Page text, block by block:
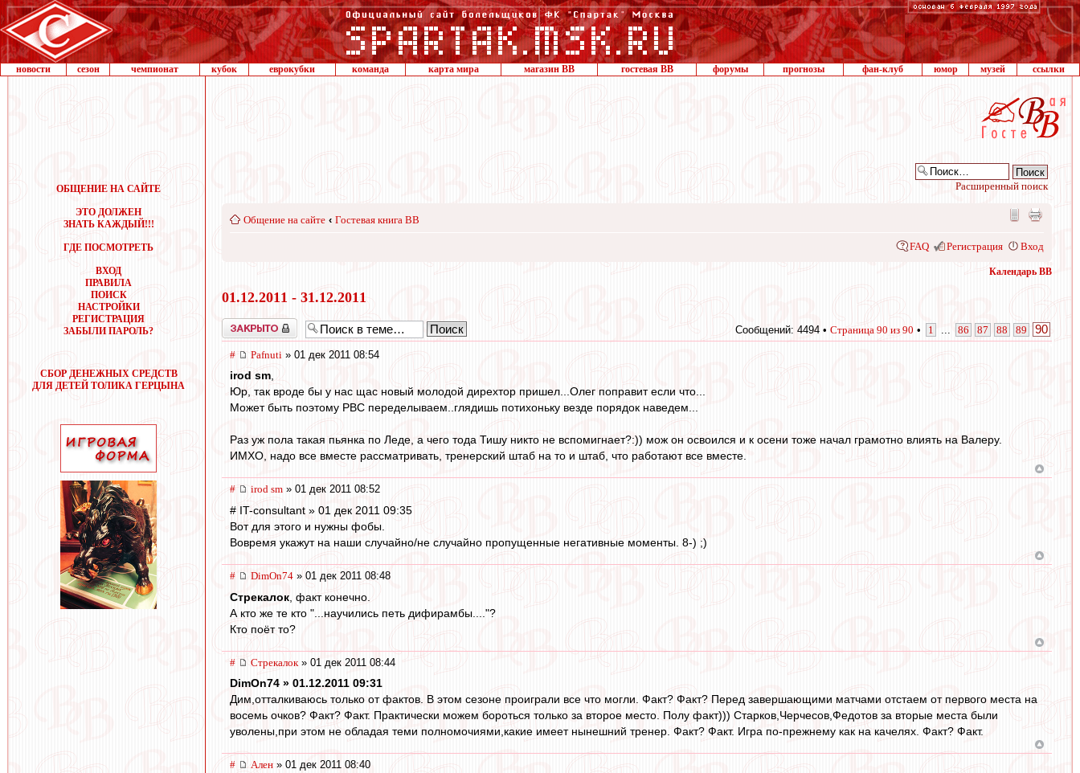
новости сезон чемпионат кубок еврокубки команда карта мира магазин ВВ гостевая ВВ форумы прогнозы фан-клуб юмор музей ссылки
ОБЩЕНИЕ НА САЙТЕ
ЭТО ДОЛЖЕН
ЗНАТЬ КАЖДЫЙ!!!
ГДЕ ПОСМОТРЕТЬ
ВХОД
ПРАВИЛА
ПОИСК
НАСТРОЙКИ
РЕГИСТРАЦИЯ
ЗАБЫЛИ ПАРОЛЬ?
СБОР ДЕНЕЖНЫХ СРЕДСТВ
ДЛЯ ДЕТЕЙ ТОЛИКА ГЕРЦЫНА
Расширенный поиск
Общение на сайте ‹ Гостевая книга ВВ
FAQ Регистрация Вход
Календарь ВВ
01.12.2011 - 31.12.2011
Закрыто Сообщений: 4494 • Страница 90 из 90 • 1 86 87 88 89 90
# Pafnuti » 01 дек 2011 08:54
irod sm,
Юр, так вроде бы у нас щас новый молодой дирехтор пришел...Олег поправит если что...
Может быть поэтому РВС переделываем..глядишь потихоньку везде порядок наведем...
Раз уж пола такая пьянка по Леде, а чего тода Тишу никто не вспомигнает?:)) мож он освоился и к осени тоже начал грамотно влиять на Валеру.
ИМХО, надо все вместе рассматривать, тренерский штаб на то и штаб, что работают все вместе.
# irod sm » 01 дек 2011 08:52
# IT-consultant » 01 дек 2011 09:35
Вот для этого и нужны фобы.
Вовремя укажут на наши случайно/не случайно пропущенные негативные моменты. 8-) ;)
# DimOn74 » 01 дек 2011 08:48
Стрекалок , факт конечно.
А кто же те кто "...научились петь дифирамбы...."?
Кто поёт то?
# Стрекалок » 01 дек 2011 08:44
DimOn74 » 01.12.2011 09:31
Дим,отталкиваюсь только от фактов. В этом сезоне проиграли все что могли. Факт? Факт? Перед завершающими матчами отстаем от первого места на
восемь очков? Факт? Факт. Практически можем бороться только за второе место. Полу факт))) Старков,Черчесов,Федотов за вторые места были
уволены,при этом не обладая теми полномочиями,какие имеет нынешний тренер. Факт? Факт. Игра по-прежнему как на качелях. Факт? Факт.
# Ален » 01 дек 2011 08:40